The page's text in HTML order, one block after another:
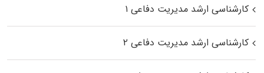
کارشناسی ارشد مدیریت دفاعی ۱
کارشناسی ارشد مدیریت دفاعی ۲